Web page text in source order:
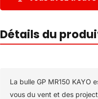
Détails du produit
La bulle GP MR150 KAYO
vous du vent et des